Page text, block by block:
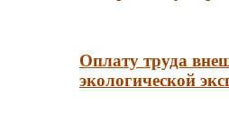
Оплату труда
экологической